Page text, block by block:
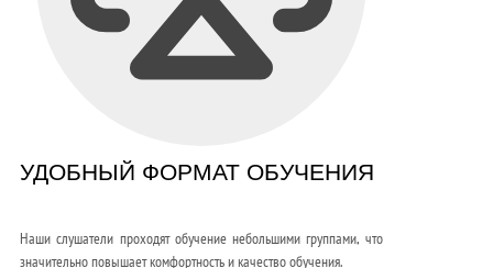
УДОБНЫЙ ФОРМАТ ОБУЧЕНИЯ
Наши слушатели проходят обучение небольшими группами, что
значительно повышает комфортность и качество обучения.